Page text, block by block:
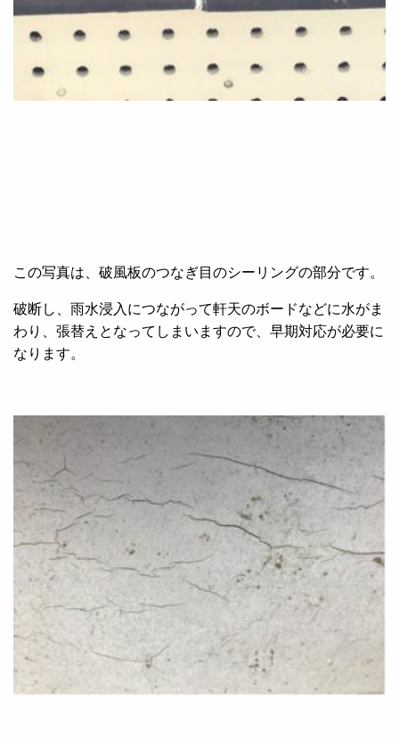
この写真は、破風板のつなぎ目のシーリングの部分です。
破断し、雨水浸入につながって軒天のボードなどに水がま
わり、張替えとなってしまいますので、早期対応が必要に
なります。